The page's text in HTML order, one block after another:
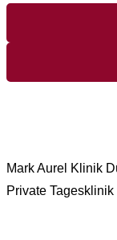
Mark Aurel Klinik
Private